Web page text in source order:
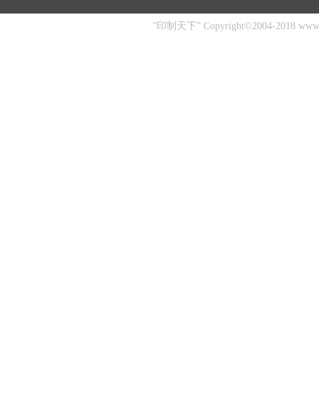
”印制天下” Copyright©2004-2018